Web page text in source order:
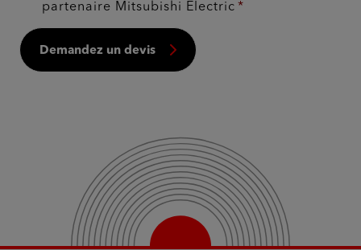
partenaire Mitsubishi Electric
Demandez un devis